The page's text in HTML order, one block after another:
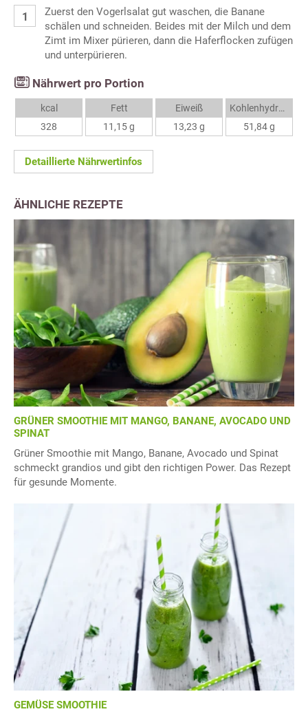
Zuerst den Vogerlsalat gut waschen, die Banane
schälen und schneiden. Beides mit der Milch und dem
Zimt im Mixer pürieren, dann die Haferflocken zufügen
und unterpürieren.
Nährwert pro Portion
kcal
328
Fett
11,15 g
Eiweiß
13,23 g
Kohlenhydrate
51,84 g
Detaillierte Nährwertinfos
ÄHNLICHE REZEPTE
GRÜNER SMOOTHIE MIT MANGO, BANANE, AVOCADO UND
SPINAT
Grüner Smoothie mit Mango, Banane, Avocado und Spinat
schmeckt grandios und gibt den richtigen Power. Das Rezept
für gesunde Momente.
GEMÜSE SMOOTHIE